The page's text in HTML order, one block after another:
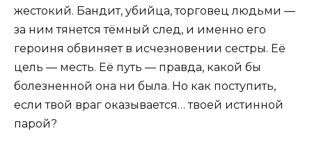
жестокий. Бандит, убийца, торговец людьми —
за ним тянется тёмный след, и именно его
героиня обвиняет в исчезновении сестры. Её
цель — месть. Её путь — правда, какой бы
болезненной она ни была. Но как поступить,
если твой враг оказывается… твоей истинной
парой?